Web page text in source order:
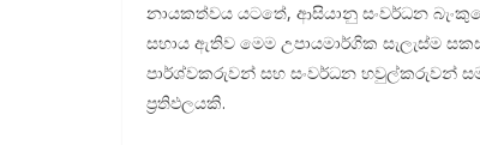
නායකත්වය යටතේ, ආසියානු සංවර්ධන
සහාය ඇතිව මෙම උපායමාර්ගික සැලැස්ම
පාර්ශ්වකරුවන් සහ සංවර්ධන හවුල්කරුවන්
ප්‍රතිඵලයකි.